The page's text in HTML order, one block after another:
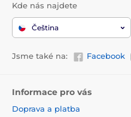
Kde nás najdete
Čeština
Jsme také na: Facebook
Informace pro vás
Doprava a platba